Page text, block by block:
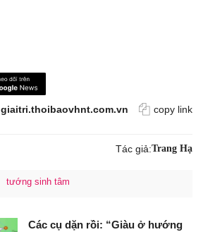
giaitri.thoibaovhnt.com.vn copy link
Tác giả:Trang Hạ
tướng sinh tâm
Các cụ dặn rồi: “Giàu ở hướng